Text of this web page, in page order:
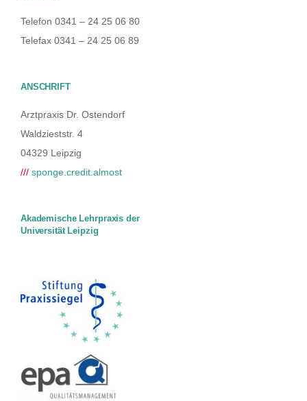
Telefon 0341 – 24 25 06 80
Telefax 0341 – 24 25 06 89
ANSCHRIFT
Arztpraxis Dr. Ostendorf
Waldzieststr. 4
04329 Leipzig
/// sponge.credit.almost
Akademische Lehrpraxis der
Universität Leipzig